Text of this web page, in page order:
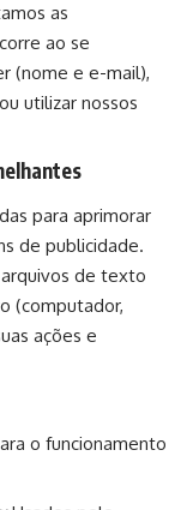
as
ao se
(nome e e-mail),
utilizar nossos
para aprimorar
de publicidade.
de texto
(computador,
ações e
o funcionamento